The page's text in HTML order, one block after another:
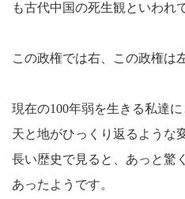
も古代中国の死生観といわれ
この政権では右、この政権は左
現在の100年弱を生きる私達に
天と地がひっくり返るような
長い歴史で見ると、あっと驚
あったようです。